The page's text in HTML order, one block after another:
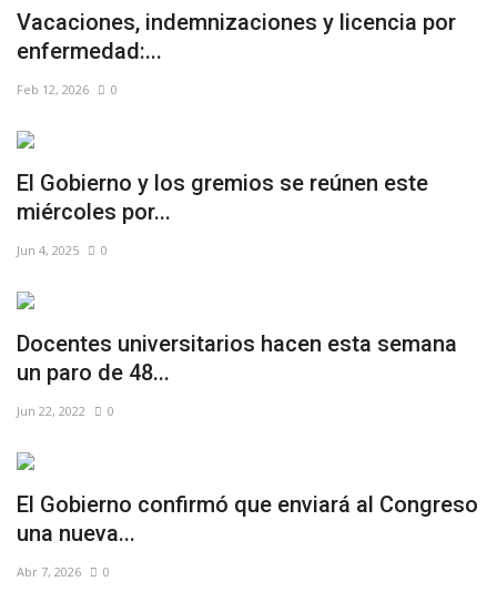
Vacaciones, indemnizaciones y licencia por
enfermedad:...
Feb 12, 2026 0
El Gobierno y los gremios se reúnen este
miércoles por...
Jun 4, 2025 0
Docentes universitarios hacen esta semana
un paro de 48...
Jun 22, 2022 0
El Gobierno confirmó que enviará al Congreso
una nueva...
Abr 7, 2026 0